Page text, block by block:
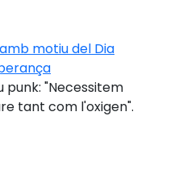
motiu del Dia
punk: "Necessitem
tant com l'oxigen".